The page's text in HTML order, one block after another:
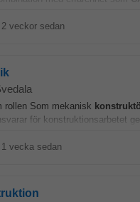
2 veckor sedan
rollen Som mekanisk
för konstruktionsarbetet
1 vecka sedan